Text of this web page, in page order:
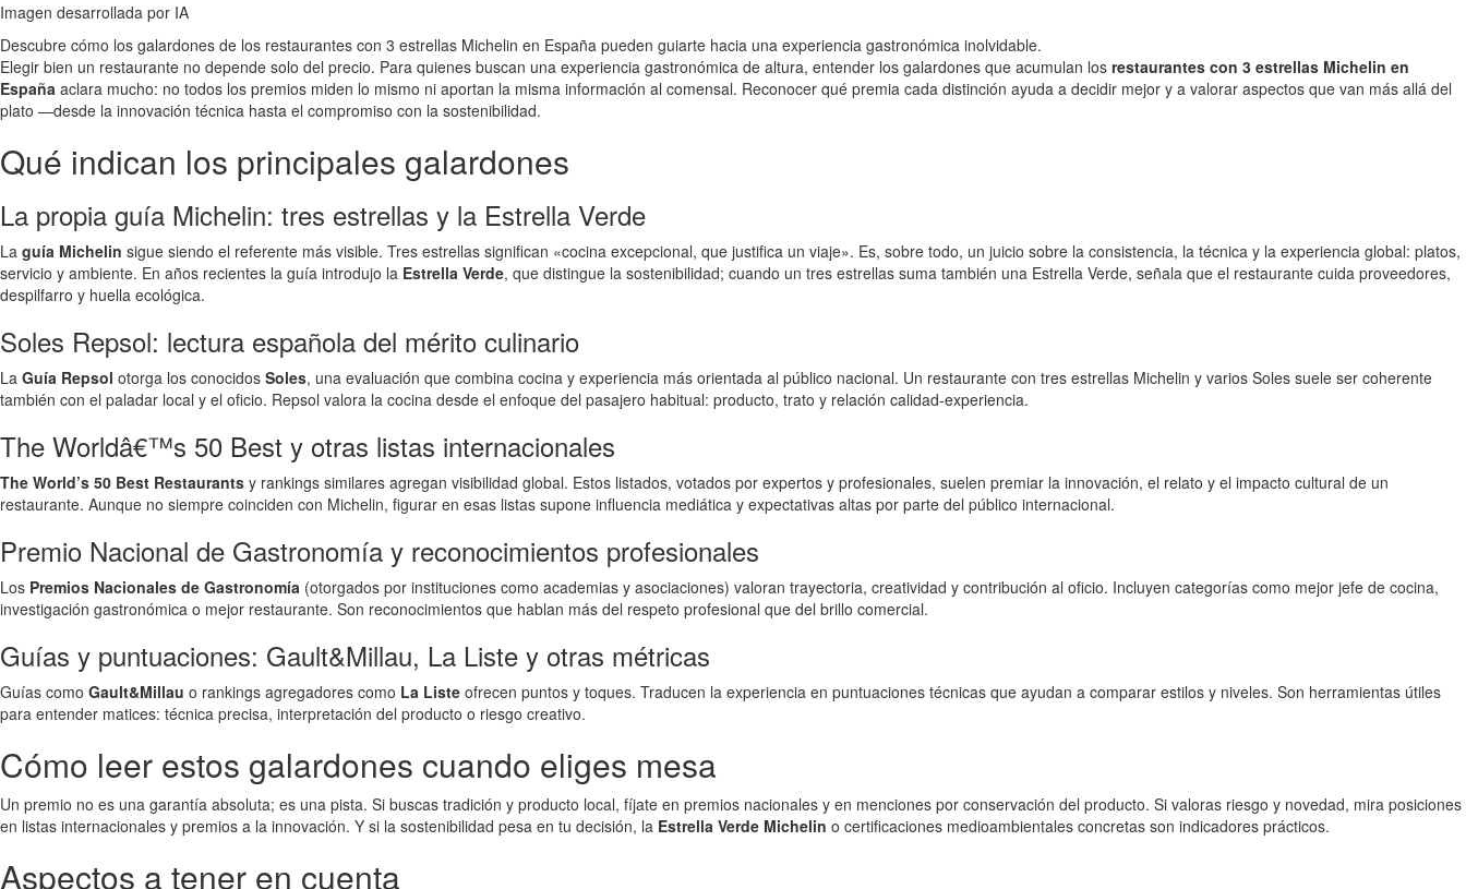
Imagen desarrollada por IA
Descubre cómo los galardones de los restaurantes con 3 estrellas Michelin en España pueden guiarte hacia una experiencia gastronómica inolvidable.
Elegir bien un restaurante no depende solo del precio. Para quienes buscan una experiencia gastronómica de altura, entender los galardones que acumulan los restaurantes con 3 estrellas Michelin en
España aclara mucho: no todos los premios miden lo mismo ni aportan la misma información al comensal. Reconocer qué premia cada distinción ayuda a decidir mejor y a valorar aspectos que van más allá del
plato —desde la innovación técnica hasta el compromiso con la sostenibilidad.
Qué indican los principales galardones
La propia guía Michelin: tres estrellas y la Estrella Verde
La guía Michelin sigue siendo el referente más visible. Tres estrellas significan «cocina excepcional, que justifica un viaje». Es, sobre todo, un juicio sobre la consistencia, la técnica y la experiencia global: platos,
servicio y ambiente. En años recientes la guía introdujo la Estrella Verde, que distingue la sostenibilidad; cuando un tres estrellas suma también una Estrella Verde, señala que el restaurante cuida proveedores,
despilfarro y huella ecológica.
Soles Repsol: lectura española del mérito culinario
La Guía Repsol otorga los conocidos Soles, una evaluación que combina cocina y experiencia más orientada al público nacional. Un restaurante con tres estrellas Michelin y varios Soles suele ser coherente
también con el paladar local y el oficio. Repsol valora la cocina desde el enfoque del pasajero habitual: producto, trato y relación calidad-experiencia.
The Worldâ€™s 50 Best y otras listas internacionales
The World’s 50 Best Restaurants y rankings similares agregan visibilidad global. Estos listados, votados por expertos y profesionales, suelen premiar la innovación, el relato y el impacto cultural de un
restaurante. Aunque no siempre coinciden con Michelin, figurar en esas listas supone influencia mediática y expectativas altas por parte del público internacional.
Premio Nacional de Gastronomía y reconocimientos profesionales
Los Premios Nacionales de Gastronomía (otorgados por instituciones como academias y asociaciones) valoran trayectoria, creatividad y contribución al oficio. Incluyen categorías como mejor jefe de cocina,
investigación gastronómica o mejor restaurante. Son reconocimientos que hablan más del respeto profesional que del brillo comercial.
Guías y puntuaciones: Gault&Millau, La Liste y otras métricas
Guías como Gault&Millau o rankings agregadores como La Liste ofrecen puntos y toques. Traducen la experiencia en puntuaciones técnicas que ayudan a comparar estilos y niveles. Son herramientas útiles
para entender matices: técnica precisa, interpretación del producto o riesgo creativo.
Cómo leer estos galardones cuando eliges mesa
Un premio no es una garantía absoluta; es una pista. Si buscas tradición y producto local, fíjate en premios nacionales y en menciones por conservación del producto. Si valoras riesgo y novedad, mira posiciones
en listas internacionales y premios a la innovación. Y si la sostenibilidad pesa en tu decisión, la Estrella Verde Michelin o certificaciones medioambientales concretas son indicadores prácticos.
Aspectos a tener en cuenta